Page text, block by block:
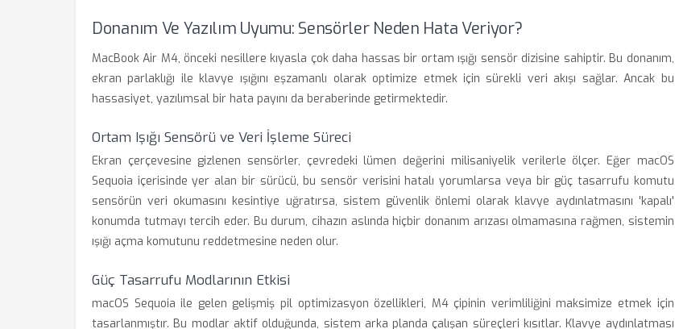
Donanım Ve Yazılım Uyumu: Sensörler Neden Hata Veriyor?
MacBook Air M4, önceki nesillere kıyasla çok daha hassas bir ortam ışığı sensör dizisine sahiptir. Bu donanım,
ekran parlaklığı ile klavye ışığını eşzamanlı olarak optimize etmek için sürekli veri akışı sağlar. Ancak bu
hassasiyet, yazılımsal bir hata payını da beraberinde getirmektedir.
Ortam Işığı Sensörü ve Veri İşleme Süreci
Ekran çerçevesine gizlenen sensörler, çevredeki lümen değerini milisaniyelik verilerle ölçer. Eğer macOS
Sequoia içerisinde yer alan bir sürücü, bu sensör verisini hatalı yorumlarsa veya bir güç tasarrufu komutu
sensörün veri okumasını kesintiye uğratırsa, sistem güvenlik önlemi olarak klavye aydınlatmasını 'kapalı'
konumda tutmayı tercih eder. Bu durum, cihazın aslında hiçbir donanım arızası olmamasına rağmen, sistemin
ışığı açma komutunu reddetmesine neden olur.
Güç Tasarrufu Modlarının Etkisi
macOS Sequoia ile gelen gelişmiş pil optimizasyon özellikleri, M4 çipinin verimliliğini maksimize etmek için
tasarlanmıştır. Bu modlar aktif olduğunda, sistem arka planda çalışan süreçleri kısıtlar. Klavye aydınlatması